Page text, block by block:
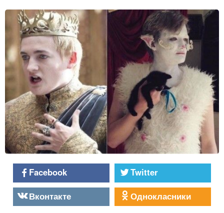
Facebook
Twitter
Вконтакте
Однокласники